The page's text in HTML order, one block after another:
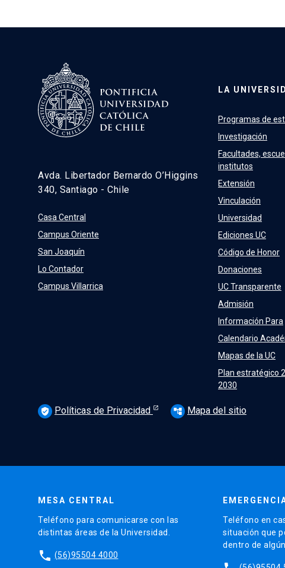
Avda. Libertador Bernardo O’Higgins
340, Santiago - Chile
Casa Central
Campus Oriente
San Joaquín
Lo Contador
Campus Villarrica
LA
Programas de
Investigación
Facultades,
institutos
Extensión
Vinculación
Universidad
Ediciones UC
Código de Honor
Donaciones
UC Transparente
Admisión
Información Para
Calendario
Mapas de la UC
Plan estratégico
2030
verified_user Políticas de Privacidad account_tree Mapa del sitio
MESA CENTRAL
Teléfono para comunicarse con las
distintas áreas de la Universidad.
phone (56)95504 4000
Teléfono en
situación que
dentro de